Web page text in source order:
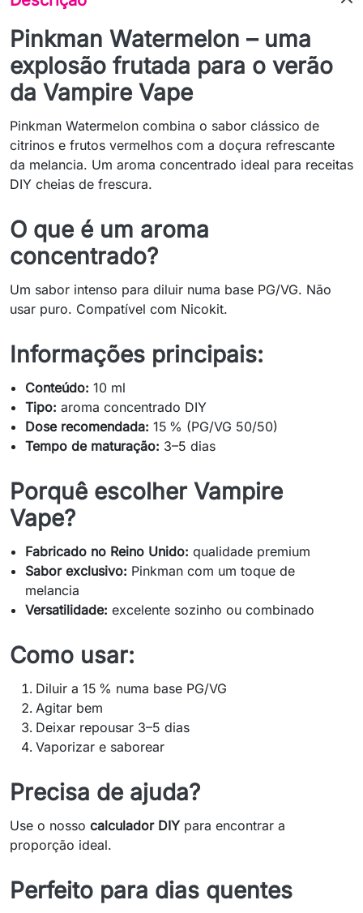
Pinkman Watermelon – uma
explosão frutada para o verão
da Vampire Vape
Pinkman Watermelon combina o sabor clássico de
citrinos e frutos vermelhos com a doçura refrescante
da melancia. Um aroma concentrado ideal para receitas
DIY cheias de frescura.
O que é um aroma
concentrado?
Um sabor intenso para diluir numa base PG/VG. Não
usar puro. Compatível com Nicokit.
Informações principais:
Conteúdo: 10 ml
Tipo: aroma concentrado DIY
Dose recomendada: 15 % (PG/VG 50/50)
Tempo de maturação: 3–5 dias
Porquê escolher Vampire
Vape?
Fabricado no Reino Unido: qualidade premium
Sabor exclusivo: Pinkman com um toque de
melancia
Versatilidade: excelente sozinho ou combinado
Como usar:
Diluir a 15 % numa base PG/VG
Agitar bem
Deixar repousar 3–5 dias
Vaporizar e saborear
Precisa de ajuda?
Use o nosso calculador DIY para encontrar a
proporção ideal.
Perfeito para dias quentes